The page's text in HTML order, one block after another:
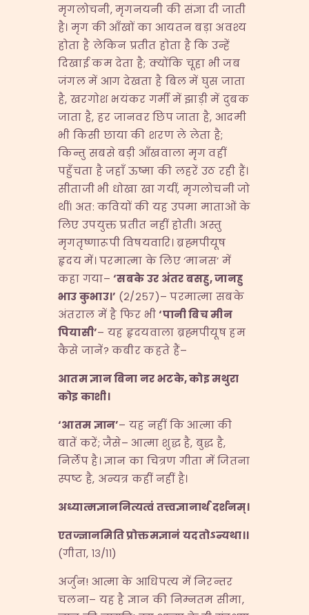
मृगलोचनी, मृगनयनी की संज्ञा दी जाती
है। मृग की आँखों का आयतन बड़ा अवश्य
होता है लेकिन प्रतीत होता है कि उन्हें
दिखाई कम देता है; क्योंकि चूहा भी जब
जंगल में आग देखता है बिल में घुस जाता
है, खरगोश भयंकर गर्मी में झाड़ी में दुबक
जाता है, हर जानवर छिप जाता है, आदमी
भी किसी छाया की शरण ले लेता है;
किन्तु सबसे बड़ी आँखवाला मृग वहीं
पहुँचता है जहाँ ऊष्मा की लहरें उठ रही हैं।
सीताजी भी धोखा खा गयीं, मृगलोचनी जो
थीं। अत: कवियों की यह उपमा माताओं के
लिए उपयुक्त प्रतीत नहीं होती। अस्तु
मृगतृष्णारूपी विषयवारि। ब्रह्मपीयूष
हृदय में। परमात्मा के लिए ‘मानस’ में
कहा गया–‘सबके उर अंतर बसहु,जानहु
भाउ कुभाउ।’ (२/२५७)– परमात्मा सबके
अंतराल में है फिर भी‘पानी बिच मीन
पियासी’– यह हृदयवाला ब्रह्मपीयूष हम
कैसे जानें? कबीर कहते हैं–
आतम ज्ञान बिना नर भटके,कोइ मथुरा
कोइ काशी।
‘आतम ज्ञान’– यह नहीं कि आत्मा की
बातें करें; जैसे– आत्मा शुद्ध है, बुद्ध है,
निर्लेप है। ज्ञान का चित्रण गीता में जितना
स्पष्ट है, अन्यत्र कहीं नहीं है।
अध्यात्मज्ञाननित्यत्वं तत्त्वज्ञानार्थ दर्शनम्।
एतज्ज्ञानमिति प्रोक्तमज्ञानं यदतोऽन्यथा।।
(गीता, १३/११)
अर्जुन! आत्मा के आधिपत्य में निरन्तर
चलना– यह है ज्ञान की निम्नतम सीमा,